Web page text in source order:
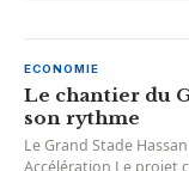
ECONOMIE
Le chantier du
son rythme
Le Grand Stade